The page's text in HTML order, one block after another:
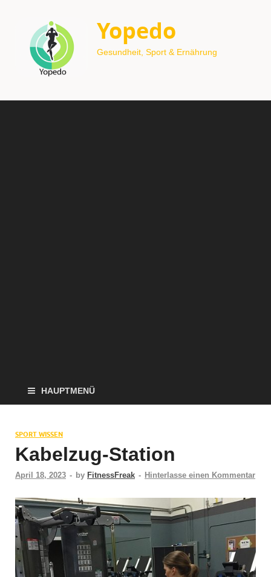
Yopedo
Gesundheit, Sport & Ernährung
HAUPTMENÜ
SPORT WISSEN
Kabelzug-Station
April 18, 2023 - by FitnessFreak - Hinterlasse einen Kommentar